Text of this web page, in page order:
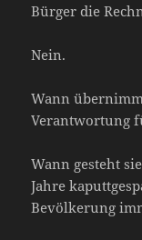
Bürger die
Nein.
Wann
Verantwortung
Wann gesteht
Jahre
Bevölkerung